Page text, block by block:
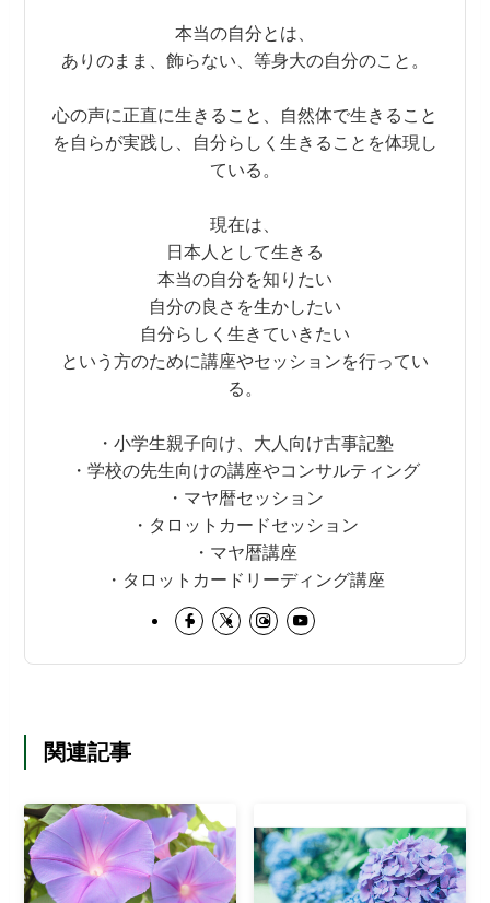
本当の自分とは、
ありのまま、飾らない、等身大の自分のこと。
心の声に正直に生きること、自然体で生きること
を自らが実践し、自分らしく生きることを体現し
ている。
現在は、
日本人として生きる
本当の自分を知りたい
自分の良さを生かしたい
自分らしく生きていきたい
という方のために講座やセッションを行ってい
る。
・小学生親子向け、大人向け古事記塾
・学校の先生向けの講座やコンサルティング
・マヤ暦セッション
・タロットカードセッション
・マヤ暦講座
・タロットカードリーディング講座
関連記事